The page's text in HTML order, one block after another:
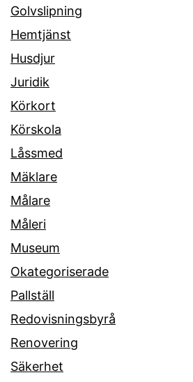
Golvslipning
Hemtjänst
Husdjur
Juridik
Körkort
Körskola
Låssmed
Mäklare
Målare
Måleri
Museum
Okategoriserade
Pallställ
Redovisningsbyrå
Renovering
Säkerhet